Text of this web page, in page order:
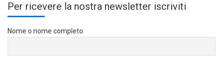
Per ricevere la nostra newsletter iscriviti
Nome o nome completo